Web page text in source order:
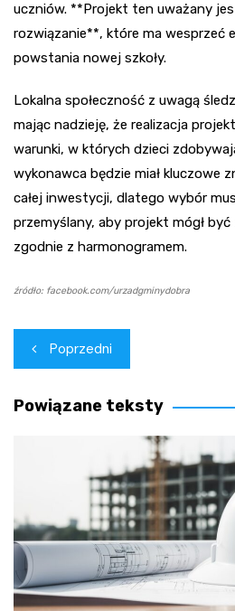
uczniów. **Projekt ten uważany
rozwiązanie**, które ma wesprzeć
powstania nowej szkoły.
Lokalna społeczność z uwagą
mając nadzieję, że realizacja
warunki, w których dzieci
wykonawca będzie miał kluczowe
całej inwestycji, dlatego wybór
przemyślany, aby projekt mógł
zgodnie z harmonogramem.
źródło: facebook.com/urzadgminydobra
Nawigacja
wpisu
Poprzedni
Powiązane teksty